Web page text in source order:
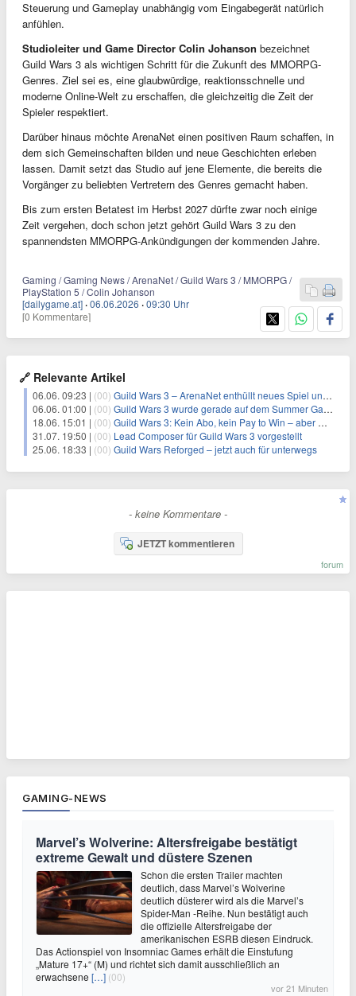
Steuerung und Gameplay unabhängig vom Eingabegerät natürlich
anfühlen.
Studioleiter und Game Director Colin Johanson bezeichnet
Guild Wars 3 als wichtigen Schritt für die Zukunft des MMORPG-
Genres. Ziel sei es, eine glaubwürdige, reaktionsschnelle und
moderne Online-Welt zu erschaffen, die gleichzeitig die Zeit der
Spieler respektiert.
Darüber hinaus möchte ArenaNet einen positiven Raum schaffen, in
dem sich Gemeinschaften bilden und neue Geschichten erleben
lassen. Damit setzt das Studio auf jene Elemente, die bereits die
Vorgänger zu beliebten Vertretern des Genres gemacht haben.
Bis zum ersten Betatest im Herbst 2027 dürfte zwar noch einige
Zeit vergehen, doch schon jetzt gehört Guild Wars 3 zu den
spannendsten MMORPG-Ankündigungen der kommenden Jahre.
Gaming / Gaming News / ArenaNet / Guild Wars 3 / MMORPG /
PlayStation 5 / Colin Johanson
[dailygame.at] ·06.06.2026 ·09:30 Uhr
[0 Kommentare]
🔗 Relevante Artikel
06.06. 09:23 | (00) Guild Wars 3 – ArenaNet enthüllt neues Spiel und nennt Beta-Test Zeitraum
06.06. 01:00 | (00) Guild Wars 3 wurde gerade auf dem Summer Game Fest enthüllt – Trailer zeigt, worauf ArenaNet die nächsten Jahre alles setzt
18.06. 15:01 | (00) Guild Wars 3: Kein Abo, kein Pay to Win – aber wie finanziert sich das?
31.07. 19:50 | (00) Lead Composer für Guild Wars 3 vorgestellt
25.06. 18:33 | (00) Guild Wars Reforged – jetzt auch für unterwegs
- keine Kommentare -
JETZT kommentieren
forum
GAMING-NEWS
Marvel’s Wolverine: Altersfreigabe bestätigt
extreme Gewalt und düstere Szenen
Schon die ersten Trailer machten
deutlich, dass Marvel’s Wolverine
deutlich düsterer wird als die Marvel’s
Spider-Man -Reihe. Nun bestätigt auch
die offizielle Altersfreigabe der
amerikanischen ESRB diesen Eindruck.
Das Actionspiel von Insomniac Games erhält die Einstufung
„Mature 17+“ (M) und richtet sich damit ausschließlich an
erwachsene […] (00)
vor 21 Minuten